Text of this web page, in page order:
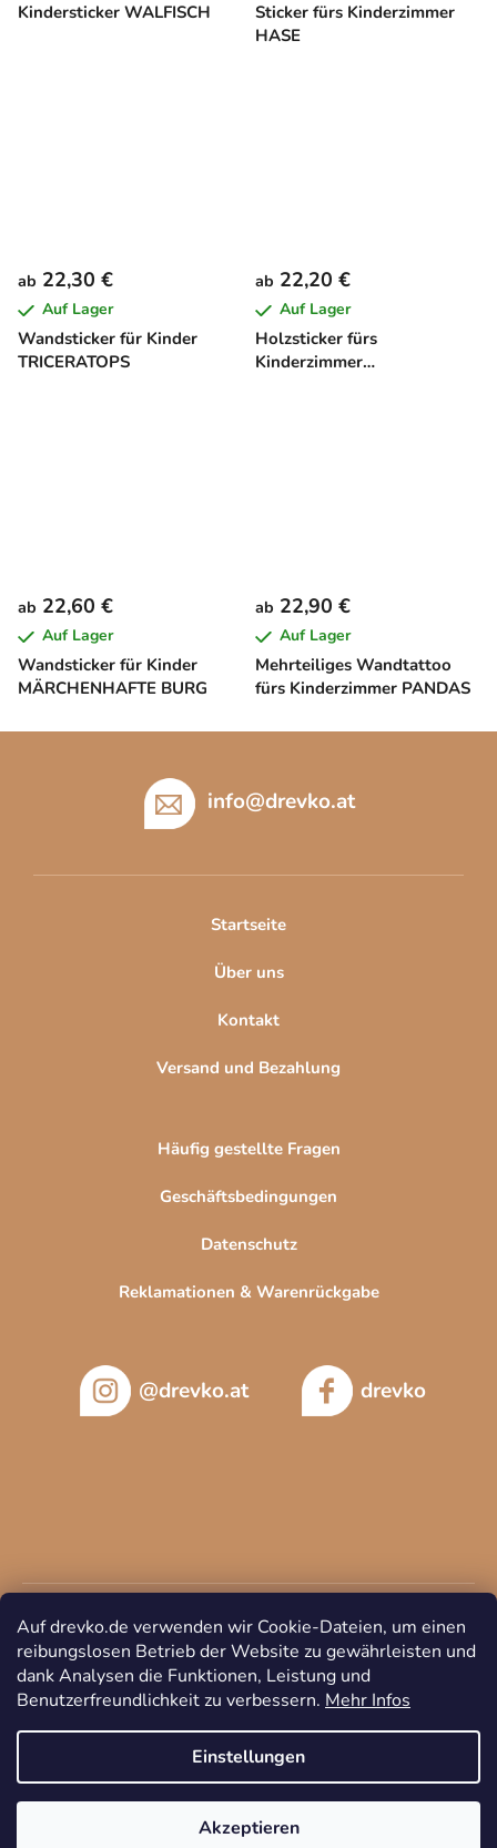
Auf drevko.de verwenden wir Cookie-Dateien, um einen
reibungslosen Betrieb der Website zu gewährleisten und
dank Analysen die Funktionen, Leistung und
Benutzerfreundlichkeit zu verbessern. Mehr Infos
Einstellungen
Akzeptieren
Kindersticker WALFISCH
Sticker fürs Kinderzimmer
HASE
Wandsticker für Kinder
TRICERATOPS
ab 22,30 €
Auf Lager
Holzsticker fürs
Kinderzimmer
ab 22,20 €
Auf Lager
Wandsticker für Kinder
MÄRCHENHAFTE BURG
ab 22,60 €
Auf Lager
Mehrteiliges Wandtattoo
fürs Kinderzimmer PANDAS
ab 22,90 €
Auf Lager
info@drevko.at
Startseite
Über uns
Kontakt
Versand und Bezahlung
Häufig gestellte Fragen
Geschäftsbedingungen
Datenschutz
Reklamationen & Warenrückgabe
@drevko.at drevko
Erstellt von Shoptet
Copyright 2026DREVKO. Alle Rechte vorbehalten.